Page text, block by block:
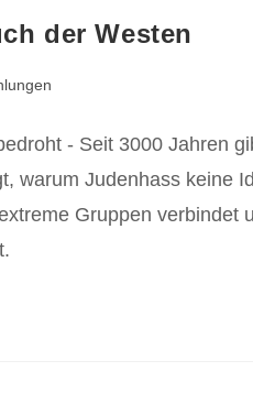
der Westen
- Seit 3000 Jahren
warum Judenhass keine
Gruppen verbindet